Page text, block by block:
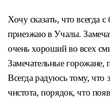
Хочу сказать, что всегда
приезжаю в Учалы.
очень хороший во всех
Замечательные горожане,
Всегда радуюсь тому, что
чистота, порядок, что